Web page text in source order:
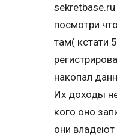
sekretbase.ru
посмотри
там( кстати
накопал
Их доходы
кого оно
они владеют